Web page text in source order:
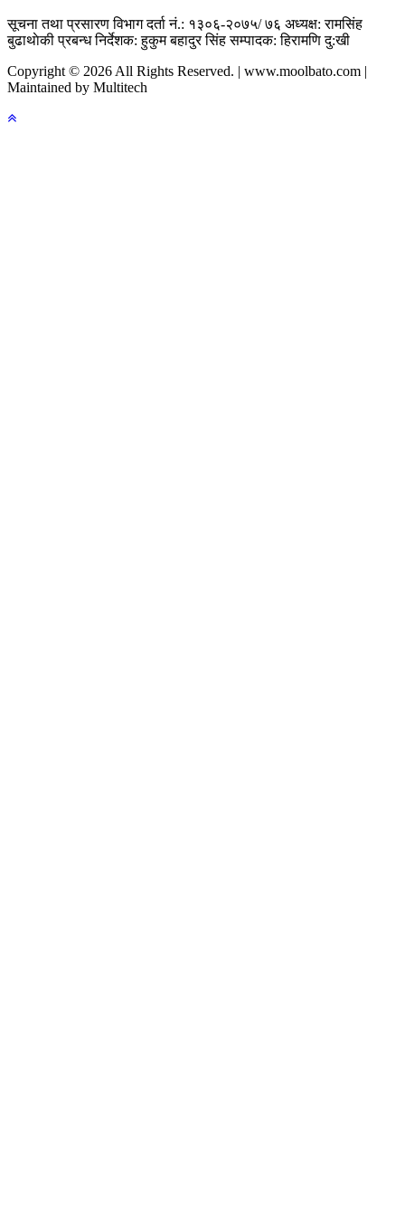
सूचना तथा प्रसारण विभाग दर्ता नं.: १३०६-२०७५/ ७६ अध्यक्ष: रामसिंह
बुढाथाेकी प्रबन्ध निर्देशक: हुकुम बहादुर सिंह सम्पादक: हिरामणि दु:खी
Copyright © 2026 All Rights Reserved. | www.moolbato.com |
Maintained by Multitech